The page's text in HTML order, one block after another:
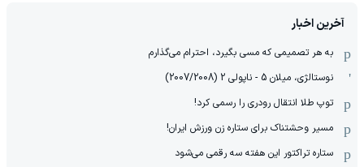
آخرین اخبار
به هر تصمیمی که مسی بگیرد، احترام می‌گذارم
نوستالژی، میلان 5 - ناپولی 2 (2007/2008)
توپ طلا انتقال رودری را رسمی کرد!
مسیر وحشتناک برای ستاره زن ورزش ایران!
ستاره تراکتور این هفته سه رقمی می‌شود